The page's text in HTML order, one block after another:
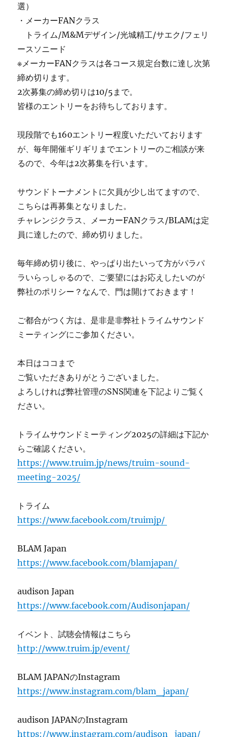
選）
・メーカーFANクラス
トライム/M&Mデザイン/光城精工/サエク/フェリ
ースソニード
※メーカーFANクラスは各コース規定台数に達し次第
締め切ります。
2次募集の締め切りは10/5まで。
皆様のエントリーをお待ちしております。
現段階でも160エントリー程度いただいております
が、毎年開催ギリギリまでエントリーのご相談が来
るので、今年は2次募集を行います。
サウンドトーナメントに欠員が少し出てますので、
こちらは再募集となりました。
チャレンジクラス、メーカーFANクラス/BLAMは定
員に達したので、締め切りました。
毎年締め切り後に、やっぱり出たいって方がパラパ
ラいらっしゃるので、ご要望にはお応えしたいのが
弊社のポリシー？なんで、門は開けておきます！
ご都合がつく方は、是非是非弊社トライムサウンド
ミーティングにご参加ください。
本日はココまで
ご覧いただきありがとうございました。
よろしければ弊社管理のSNS関連を下記よりご覧く
ださい。
トライムサウンドミーティング2025の詳細は下記か
らご確認ください。
https://www.truim.jp/news/truim-sound-
meeting-2025/
トライム
https://www.facebook.com/truimjp/
BLAM Japan
https://www.facebook.com/blamjapan/
audison Japan
https://www.facebook.com/Audisonjapan/
イベント、試聴会情報はこちら
http://www.truim.jp/event/
BLAM JAPANのInstagram
https://www.instagram.com/blam_japan/
audison JAPANのInstagram
https://www.instagram.com/audison_japan/